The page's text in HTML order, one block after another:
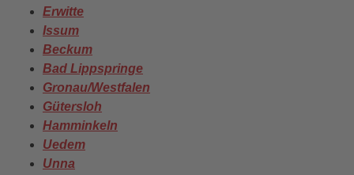
Erwitte
Issum
Beckum
Bad Lippspringe
Gronau/Westfalen
Gütersloh
Hamminkeln
Uedem
Unna